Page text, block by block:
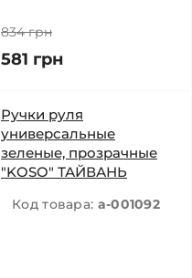
834 грн
581 грн
Ручки руля
универсальные
зеленые, прозрачные
"KOSO" ТАЙВАНЬ
Код товара: a-001092